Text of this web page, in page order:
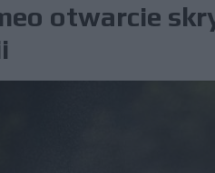
otwarcie